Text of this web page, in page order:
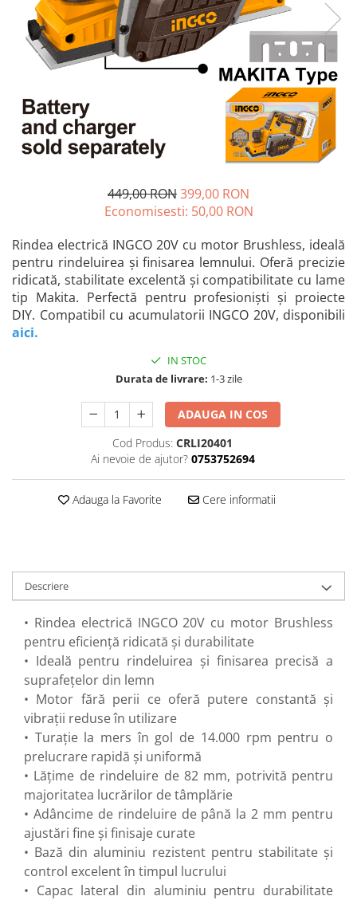
Mașini de șlefuit
Măști de sudură
Nivele cu bulă
Picamere
Polizoare unghiulare
Capsatoare
Căni
Accesorii pentru drujbă
Echipamente de protecție
Foarfece tablă
Grătare și accesorii
Instalații sanitare
Lampi
Mașină de tocat carne
Mori electrice
Oale și vase de gătit
Pompă, hidrofor
Presostate/Regulatoare de
presiune
Prelate și Folii de Protecție
Accesorii rindele
Scule electrice
Accesorii pentru polizor
Accesorii scule electrice
Compresoare aer
Fierastrau sabie
Fierăstrău circular
Flexuri
Mixere mortar
Motoare electrice
Pistoale de bătut cuie
Polizoare
Seturi aparate electrice
Testere electrice
Unelte multifuncționale
Vibratoare pentru beton
449,00 RON399,00 RON
Economisesti: 50,00 RON
Rindea electrică INGCO 20V cu motor Brushless, ideală
pentru rindeluirea și finisarea lemnului. Oferă precizie
ridicată, stabilitate excelentă și compatibilitate cu lame
tip Makita. Perfectă pentru profesioniști și proiecte
DIY. Compatibil cu acumulatorii INGCO 20V, disponibili
aici.
IN STOC
Durata de livrare: 1-3 zile
ADAUGA IN COS
Cod Produs: CRLI20401
Ai nevoie de ajutor? 0753752694
Adauga la Favorite Cere informatii
Descriere
• Rindea electrică INGCO 20V cu motor Brushless
pentru eficiență ridicată și durabilitate
• Ideală pentru rindeluirea și finisarea precisă a
suprafețelor din lemn
• Motor fără perii ce oferă putere constantă și
vibrații reduse în utilizare
• Turație la mers în gol de 14.000 rpm pentru o
prelucrare rapidă și uniformă
• Lățime de rindeluire de 82 mm, potrivită pentru
majoritatea lucrărilor de tâmplărie
• Adâncime de rindeluire de până la 2 mm pentru
ajustări fine și finisaje curate
• Bază din aluminiu rezistent pentru stabilitate și
control excelent în timpul lucrului
• Capac lateral din aluminiu pentru durabilitate